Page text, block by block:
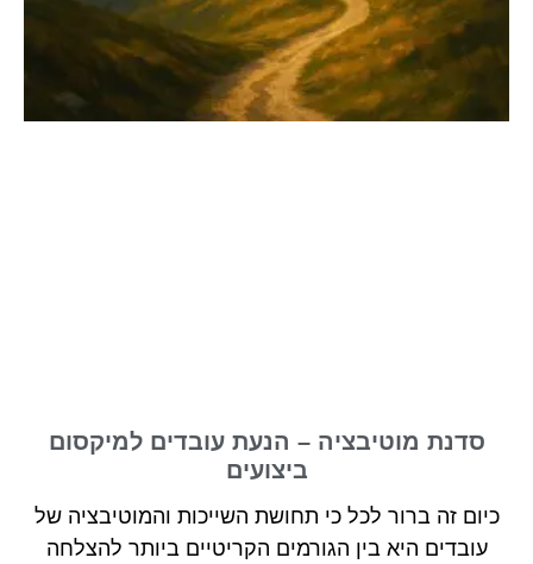
סדנת מוטיבציה – הנעת עובדים למיקסום
ביצועים
כיום זה ברור לכל כי תחושת השייכות והמוטיבציה של
עובדים היא בין הגורמים הקריטיים ביותר להצלחה